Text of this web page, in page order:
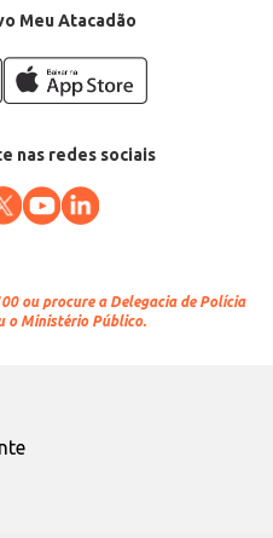
Meu Atacadão
nas redes sociais
ou procure a Delegacia de Polícia
o Ministério Público.